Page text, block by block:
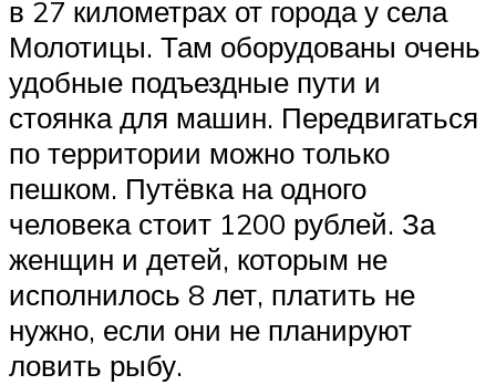
в 27 километрах от города у села
Молотицы. Там оборудованы очень
удобные подъездные пути и
стоянка для машин. Передвигаться
по территории можно только
пешком. Путёвка на одного
человека стоит 1200 рублей. За
женщин и детей, которым не
исполнилось 8 лет, платить не
нужно, если они не планируют
ловить рыбу.